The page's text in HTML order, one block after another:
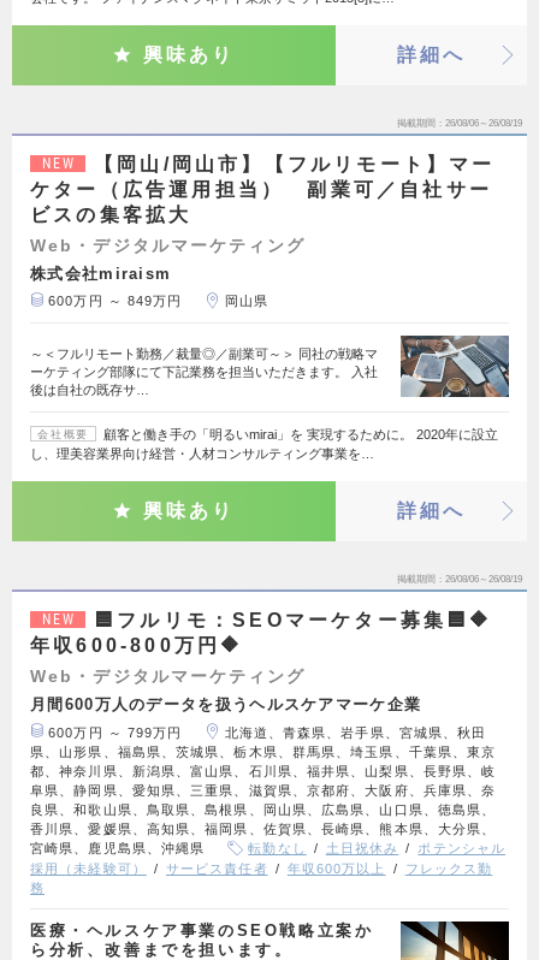
興味あり 詳細へ
掲載期間 26/08/06～26/08/19
NEW
【岡山/岡山市】【フルリモート】マー
ケター（広告運用担当） 副業可／自社サー
ビスの集客拡大
Web・デジタルマーケティング
株式会社miraism
600万円 ～ 849万円 岡山県
～＜フルリモート勤務／裁量◎／副業可～＞ 同社の戦略マ
ーケティング部隊にて下記業務を担当いただきます。 入社
後は自社の既存サ…
会社概要
顧客と働き手の「明るいmirai」を 実現するために。 2020年に設立
し、理美容業界向け経営・人材コンサルティング事業を…
興味あり 詳細へ
掲載期間 26/08/06～26/08/19
NEW
🟦フルリモ：SEOマーケター募集🟦🔶
年収600-800万円🔶
Web・デジタルマーケティング
月間600万人のデータを扱うヘルスケアマーケ企業
600万円 ～ 799万円
北海道、青森県、岩手県、宮城県、秋田
県、山形県、福島県、茨城県、栃木県、群馬県、埼玉県、千葉県、東京
都、神奈川県、新潟県、富山県、石川県、福井県、山梨県、長野県、岐
阜県、静岡県、愛知県、三重県、滋賀県、京都府、大阪府、兵庫県、奈
良県、和歌山県、鳥取県、島根県、岡山県、広島県、山口県、徳島県、
香川県、愛媛県、高知県、福岡県、佐賀県、長崎県、熊本県、大分県、
宮崎県、鹿児島県、沖縄県
転勤なし 土日祝休み
ポテンシャル
採用（未経験可）
サービス責任者 年収600万以上
フレックス勤
務
医療・ヘルスケア事業のSEO戦略立案か
ら分析、改善までを担います。